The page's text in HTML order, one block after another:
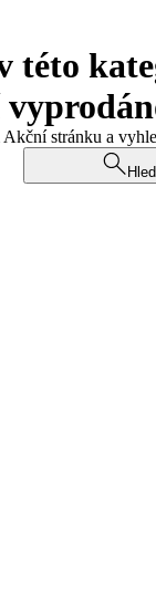
této
stránku a